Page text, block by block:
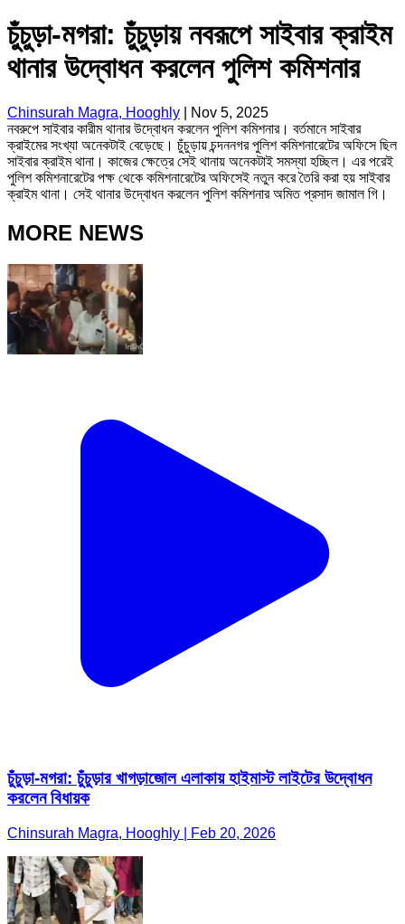
চুঁচুড়া-মগরা: চুঁচুড়ায় নবরূপে সাইবার ক্রাইম
থানার উদ্বোধন করলেন পুলিশ কমিশনার
Chinsurah Magra, Hooghly
Nov 5, 2025
নবরুপে সাইবার কারীম থানার উদ্বোধন করলেন পুলিশ কমিশনার। বর্তমানে সাইবার
ক্রাইমের সংখ্যা অনেকটাই বেড়েছে। চুঁচুড়ায় চন্দননগর পুলিশ কমিশনারেটের অফিসে ছিল
সাইবার ক্রাইম থানা। কাজের ক্ষেত্রে সেই থানায় অনেকটাই সমস্যা হচ্ছিল। এর পরেই
পুলিশ কমিশনারেটের পক্ষ থেকে কমিশনারেটের অফিসেই নতুন করে তৈরি করা হয় সাইবার
ক্রাইম থানা। সেই থানার উদ্বোধন করলেন পুলিশ কমিশনার অমিত প্রসাদ জামাল গি।
MORE NEWS
চুঁচুড়া-মগরা: চুঁচুড়ার খাগড়াজোল এলাকায় হাইমাস্ট লাইটের উদ্বোধন
করলেন বিধায়ক
Chinsurah Magra, Hooghly | Feb 20, 2026